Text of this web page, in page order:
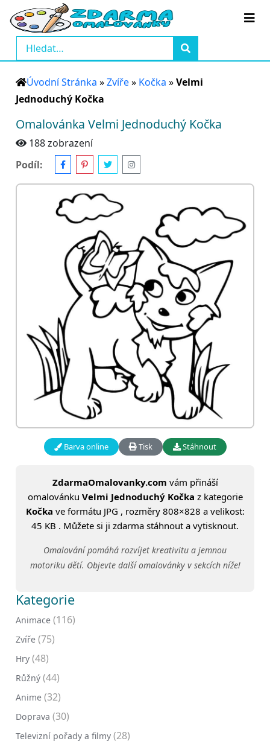
Úvodní Stránka »Zvíře» Kočka »Velmi
Jednoduchý Kočka
Omalovánka Velmi Jednoduchý Kočka
188 zobrazení
Podíl:
Barva online Tisk Stáhnout
ZdarmaOmalovanky.com vám přináší
omalovánku Velmi Jednoduchý Kočka z kategorie
Kočka ve formátu JPG , rozměry 808×828 a velikost:
45 KB . Můžete si ji zdarma stáhnout a vytisknout.
Omalování pomáhá rozvíjet kreativitu a jemnou
motoriku dětí. Objevte další omalovánky v sekcích níže!
Kategorie
Animace (116)
Zvíře (75)
Hry (48)
Růžný (44)
Anime (32)
Doprava (30)
Televizní pořady a filmy (28)